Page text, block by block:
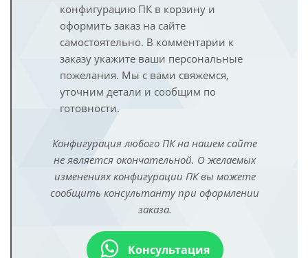
конфигурацию ПК в корзину и
оформить заказ на сайте
самостоятельно. В комментарии к
заказу укажите ваши персональные
пожелания. Мы с вами свяжемся,
уточним детали и сообщим по
готовности.
Конфигурация любого ПК на нашем сайте
не является окончательной. О желаемых
изменениях конфигурации ПК вы можете
сообщить консультанту при оформлении
заказа.
Консультация